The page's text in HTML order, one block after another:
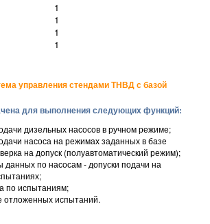
1
1
1
1
управления стендами ТНВД с базой
для выполнения следующих функций:
дизельных насосов в ручном режиме;
насоса на режимах заданных в базе
на допуск (полуавтоматический режим);
данных по насосам - допуски подачи на
по испытаниям;
отложенных испытаний.